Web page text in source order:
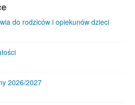
do rodziców i opiekunów dzieci
2026/2027